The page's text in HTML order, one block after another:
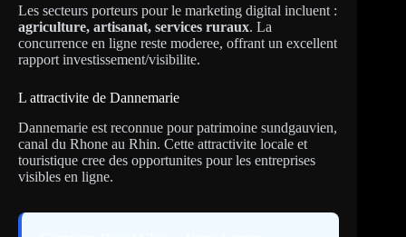
Les secteurs porteurs pour le marketing digital incluent :
agriculture, artisanat, services ruraux. La
concurrence en ligne reste moderee, offrant un excellent
rapport investissement/visibilite.
L attractivite de Dannemarie
Dannemarie est reconnue pour patrimoine sundgauvien,
canal du Rhone au Rhin. Cette attractivite locale et
touristique cree des opportunites pour les entreprises
visibles en ligne.